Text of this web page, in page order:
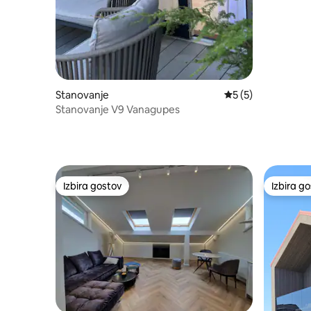
Stanovanje Povprečna ocena:
5 (5)
Stanovanje V9 Vanagupes
Izbira gostov
Izbira gostov Izbira
Izbira